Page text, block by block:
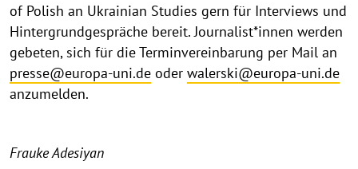
of Polish an Ukrainian Studies gern für Interviews und
Hintergrundgespräche bereit. Journalist*innen werden
gebeten, sich für die Terminvereinbarung per Mail an
presse@europa-uni.de oder walerski@europa-uni.de
anzumelden.
Frauke Adesiyan